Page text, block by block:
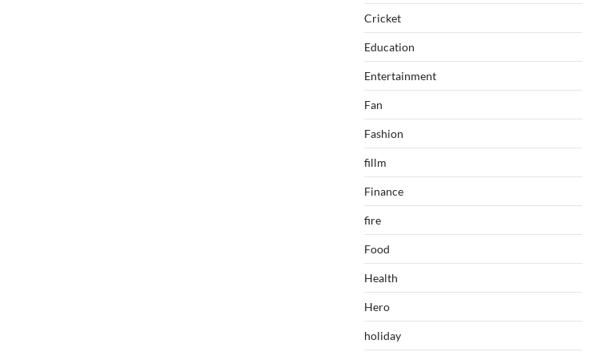
Cricket
Education
Entertainment
Fan
Fashion
fillm
Finance
fire
Food
Health
Hero
holiday